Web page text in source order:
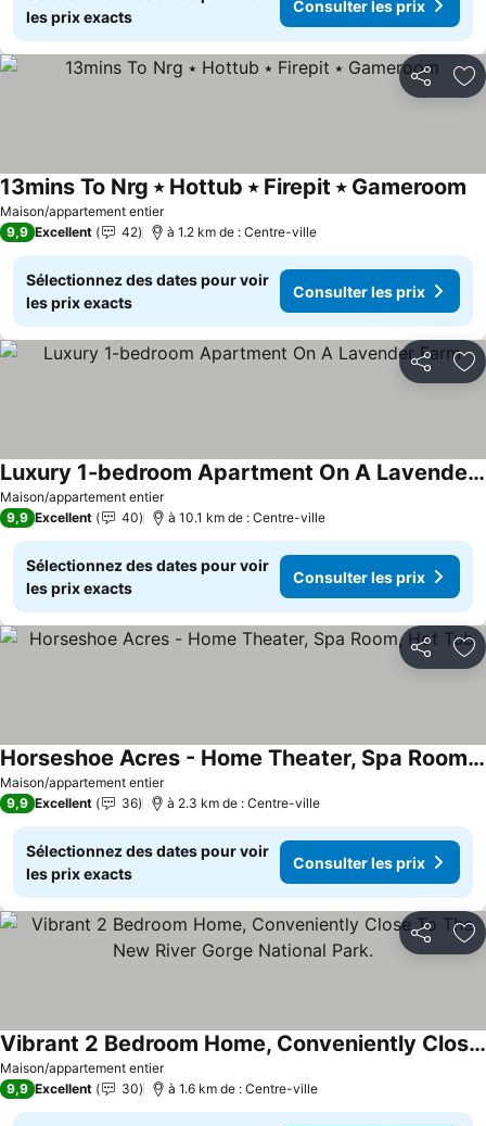
les prix exacts
Consulter les prix
Partager
Maison/appartement entier
13mins To Nrg ⭑ Hottub ⭑ Firepit ⭑ Gameroom
9,9 Excellent 42 à 1.2 km de : Centre-ville
Sélectionnez des dates pour voir
les prix exacts
Consulter les prix
Partager
Maison/appartement entier
Luxury 1-bedroom Apartment On A Lavender Farm
Consulter les prix
9,9 Excellent 40 à 10.1 km de : Centre-ville
Sélectionnez des dates pour voir
les prix exacts
Consulter les prix
Partager
Maison/appartement entier
Horseshoe Acres - Home Theater, Spa Room, Hot Tub
Consulter les prix
9,9 Excellent 36 à 2.3 km de : Centre-ville
Sélectionnez des dates pour voir
les prix exacts
Consulter les prix
Partager
Maison/appartement entier
Vibrant 2 Bedroom Home, Conveniently Close To The New River Gorge National Park.
Consulter les prix
9,9 Excellent 30 à 1.6 km de : Centre-ville